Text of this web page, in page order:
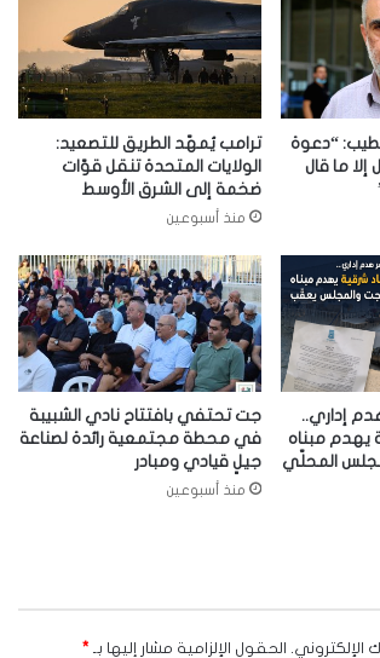
“دعوة
إلا ما قال
ترامب يُمهّد الطريق للتصعيد:
الولايات المتحدة تنقل قوّات
ضخمة إلى الشرق الأوسط
منذ أسبوعين
إداري..
يهدم مبناه
المحلّي
جت تحتفي بافتتاح نادي الشبيبة
في محطة مجتمعية رائدة لصناعة
جيلٍ قيادي ومبادر
منذ أسبوعين
الإلكتروني. الحقول الإلزامية مشار إليها بـ *